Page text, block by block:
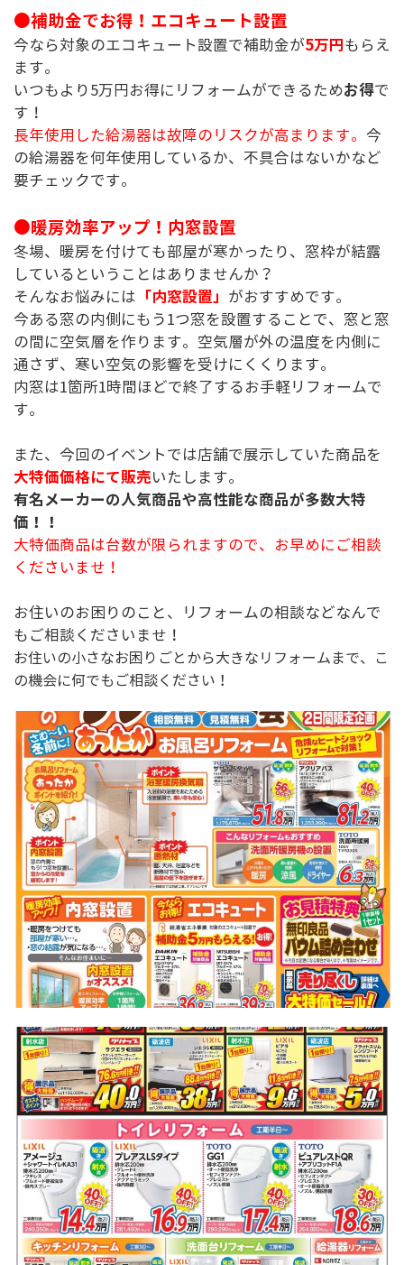
●補助金でお得！エコキュート設置
今なら対象のエコキュート設置で補助金が5万円もらえ
ます。
いつもより5万円お得にリフォームができるためお得で
す！
長年使用した給湯器は故障のリスクが高まります。 今
の給湯器を何年使用しているか、不具合はないかなど
要チェックです。
●暖房効率アップ！内窓設置
冬場、暖房を付けても部屋が寒かったり、窓枠が結露
しているということはありませんか？
そんなお悩みには 「内窓設置」 がおすすめです。
今ある窓の内側にもう1つ窓を設置することで、窓と窓
の間に空気層を作ります。空気層が外の温度を内側に
通さず、寒い空気の影響を受けにくくります。
内窓は1箇所1時間ほどで終了するお手軽リフォームで
す。
また、今回のイベントでは店舗で展示していた商品を
大特価価格にて販売いたします。
有名メーカーの人気商品や高性能な商品が多数大特
価！！
大特価商品は台数が限られますので、お早めにご相談
くださいませ！
お住いのお困りのこと、リフォームの相談などなんで
もご相談くださいませ！
お住いの小さなお困りごとから大きなリフォームまで、こ
の機会に何でもご相談ください！